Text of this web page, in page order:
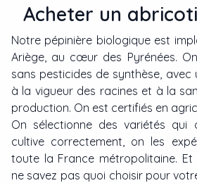
Acheter un
Notre pépinière biologique est
Ariège, au cœur des Pyrénées.
sans pesticides de synthèse,
à la vigueur des racines et à la
production. On est certifiés en
On sélectionne des variétés qui
cultive correctement, on les
toute la France métropolitaine. Et
ne savez pas quoi choisir pour